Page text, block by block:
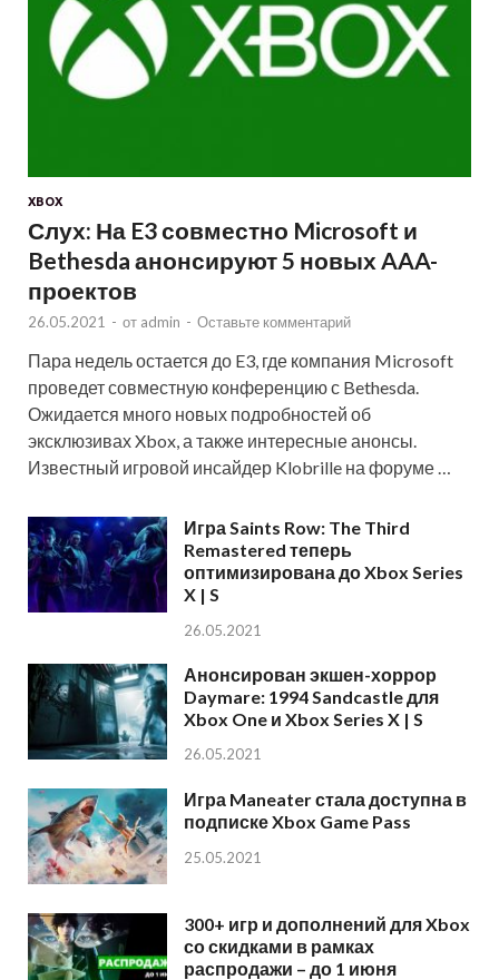
XBOX
Слух: На E3 совместно Microsoft и
Bethesda анонсируют 5 новых AAA-
проектов
26.05.2021 - от admin - Оставьте комментарий
Пара недель остается до E3, где компания Microsoft
проведет совместную конференцию с Bethesda.
Ожидается много новых подробностей об
эксклюзивах Xbox, а также интересные анонсы.
Известный игровой инсайдер Klobrille на форуме …
Игра Saints Row: The Third
Remastered теперь
оптимизирована до Xbox Series
X | S
26.05.2021
Анонсирован экшен-хоррор
Daymare: 1994 Sandcastle для
Xbox One и Xbox Series X | S
26.05.2021
Игра Maneater стала доступна в
подписке Xbox Game Pass
25.05.2021
300+ игр и дополнений для Xbox
со скидками в рамках
распродажи – до 1 июня